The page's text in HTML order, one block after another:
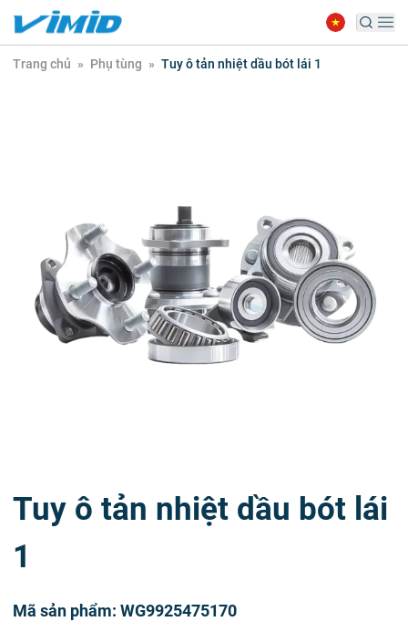
Trang chủ » Phụ tùng » Tuy ô tản nhiệt dầu bót lái 1
Tuy ô tản nhiệt dầu bót lái
1
Mã sản phẩm: WG9925475170